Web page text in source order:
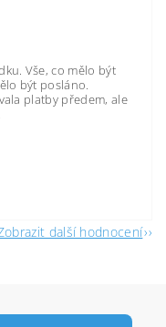
Vše, co mělo být
být posláno.
platby předem, ale
další hodnocení